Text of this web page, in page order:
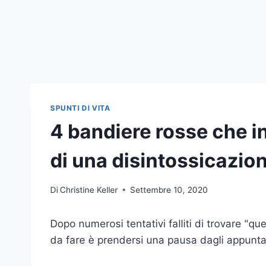
SPUNTI DI VITA
4 bandiere rosse che
di una
DiChristine Keller Settembre 10, 2020
Dopo numerosi tentativi falliti di trovare
da fare è prendersi una pausa dagli